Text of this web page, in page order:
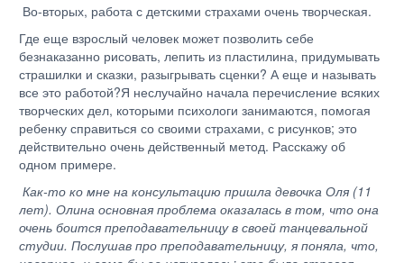
Во-вторых, работа с детскими страхами очень творческая.
Где еще взрослый человек может позволить себе
безнаказанно рисовать, лепить из пластилина, придумывать
страшилки и сказки, разыгрывать сценки? А еще и называть
все это работой?Я неслучайно начала перечисление всяких
творческих дел, которыми психологи занимаются, помогая
ребенку справиться со своими страхами, с рисунков; это
действительно очень действенный метод. Расскажу об
одном примере.
Как-то ко мне на консультацию пришла девочка Оля (11
лет). Олина основная проблема оказалась в том, что она
очень боится преподавательницу в своей танцевальной
студии. Послушав про преподавательницу, я поняла, что,